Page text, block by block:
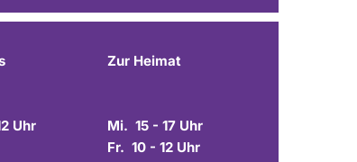
Uhr
Zur Heimat
Mi. 15 - 17 Uhr
Fr. 10 - 12 Uhr